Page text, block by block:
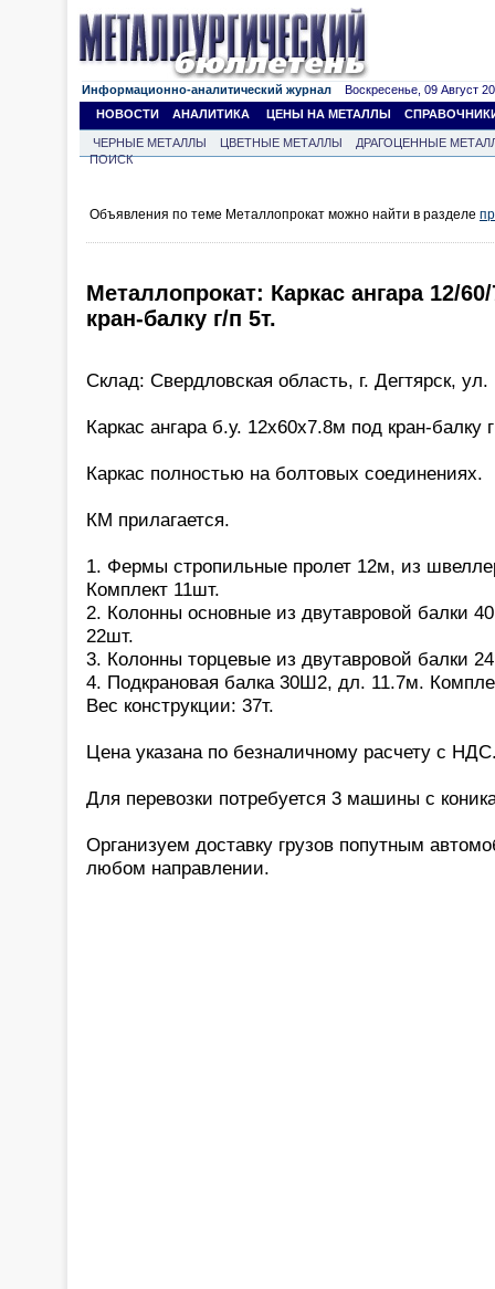
Информационно-аналитический журнал Воскресенье, 09 Август
НОВОСТИ
АНАЛИТИКА ЦЕНЫ НА МЕТАЛЛЫ
ЧЕРНЫЕ МЕТАЛЛЫ ЦВЕТНЫЕ МЕТАЛЛЫ
ДРАГОЦЕННЫЕ
ПОИСК
Объявления по теме Металлопрокат можно найти в разделе
Металлопрокат: Каркас ангара 12/
кран-балку г/п 5т.
Склад: Свердловская область, г. Дегтярск,
Каркас ангара б.у. 12х60х7.8м под кран-балку
Каркас полностью на болтовых соединениях.
КМ прилагается.
1. Фермы стропильные пролет 12м, из
Комплект 11шт.
2. Колонны основные из двутавровой балки
22шт.
3. Колонны торцевые из двутавровой балки
4. Подкрановая балка 30Ш2, дл. 11.7м.
Вес конструкции: 37т.
Цена указана по безналичному расчету с
Для перевозки потребуется 3 машины с
Организуем доставку грузов попутным
любом направлении.